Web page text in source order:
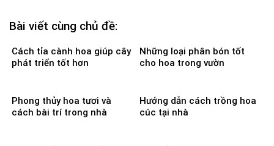
Bài viết cùng chủ đề:
Cách tỉa cành hoa giúp cây
phát triển tốt hơn
Những loại phân bón tốt
cho hoa trong vườn
Phong thủy hoa tươi và
cách bài trí trong nhà
Hướng dẫn cách trồng hoa
cúc tại nhà